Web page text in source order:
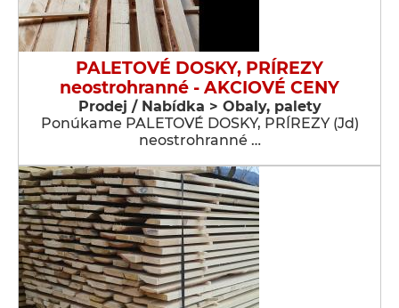
PALETOVÉ DOSKY, PRÍREZY
neostrohranné - AKCIOVÉ CENY
Prodej / Nabídka > Obaly, palety
Ponúkame PALETOVÉ DOSKY, PRÍREZY (Jd)
neostrohranné …